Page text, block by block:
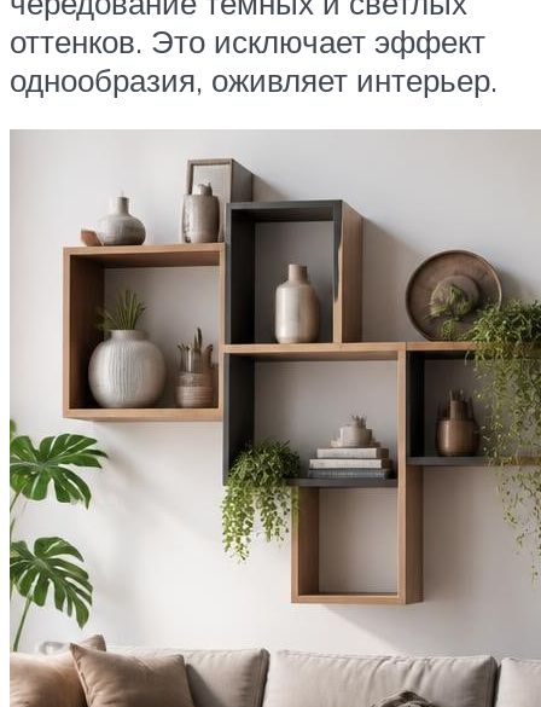
оттенков. Это исключает эффект
однообразия, оживляет интерьер.